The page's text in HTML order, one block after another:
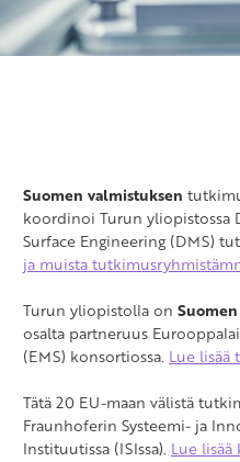
Suomen valmistuksen
koordinoi Turun yliopistossa
Surface Engineering (DMS)
ja muista
Turun yliopistolla on
osalta partneruus
(EMS) konsortiossa. Lue lisää
Tätä 20 EU-maan välistä
Fraunhoferin Systeemi- ja
Instituutissa (ISIssa). Lue lisää